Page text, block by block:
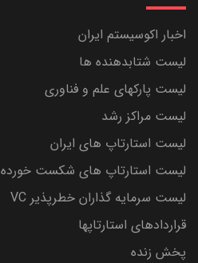
اخبار اکوسیستم ایران
لیست شتابدهنده ها
لیست پارکهای علم و فناوری
لیست مراکز رشد
لیست استارتاپ های ایران
لیست استارتاپ های شکست خورده
لیست سرمایه گذاران خطرپذیر VC
قراردادهای استارتاپها
پخش زنده